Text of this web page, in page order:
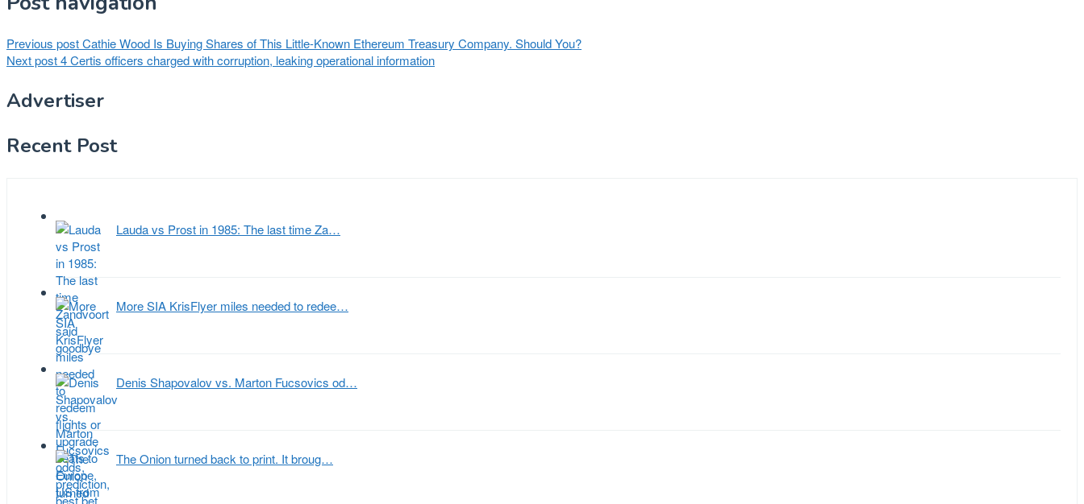
Previous postCathie Wood Is Buying Shares of This Little-Known Ethereum Treasury Company. Should You?
Next post4 Certis officers charged with corruption, leaking operational information
Advertiser
Recent Post
Lauda vs Prost in 1985: The last time Za…
More SIA KrisFlyer miles needed to redee…
Denis Shapovalov vs. Marton Fucsovics od…
The Onion turned back to print. It broug…